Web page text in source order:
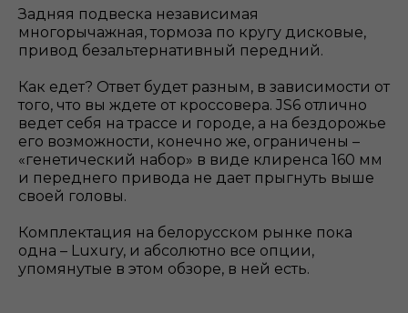
Задняя подвеска независимая
многорычажная, тормоза по кругу дисковые,
привод безальтернативный передний.
Как едет? Ответ будет разным, в зависимости от
того, что вы ждете от кроссовера. JS6 отлично
ведет себя на трассе и городе, а на бездорожье
его возможности, конечно же, ограничены –
«генетический набор» в виде клиренса 160 мм
и переднего привода не дает прыгнуть выше
своей головы.
Комплектация на белорусском рынке пока
одна – Luxury, и абсолютно все опции,
упомянутые в этом обзоре, в ней есть.